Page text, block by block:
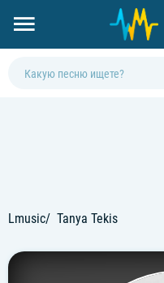
Lmusic Tanya Tekis